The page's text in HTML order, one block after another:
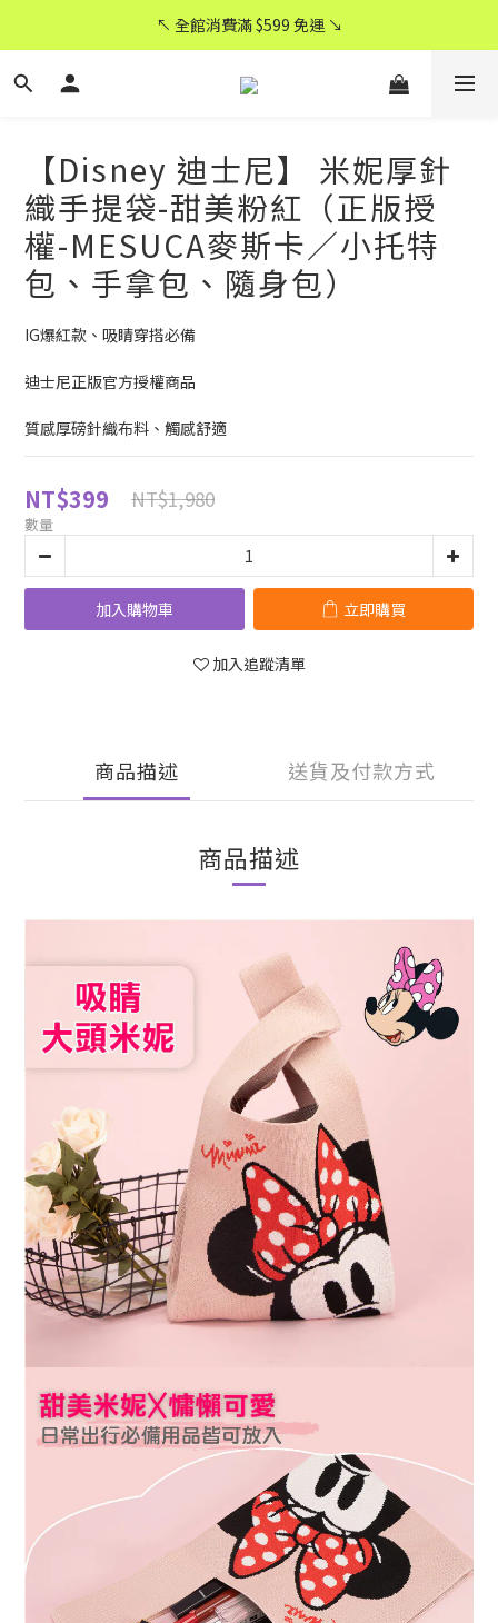
CyberCycle 賽博旋風 ★ 官方直營
↖ 全館消費滿 $599 免運 ↘
CyberCycle 賽博旋風 ★ 官方直營
【Disney 迪士尼】 米妮厚針
織手提袋-甜美粉紅（正版授
權-MESUCA麥斯卡／小托特
包、手拿包、隨身包）
IG爆紅款、吸睛穿搭必備
迪士尼正版官方授權商品
質感厚磅針織布料、觸感舒適
NT$399 NT$1,980
數量
加入購物車 立即購買
加入追蹤清單
商品描述 送貨及付款方式
商品描述